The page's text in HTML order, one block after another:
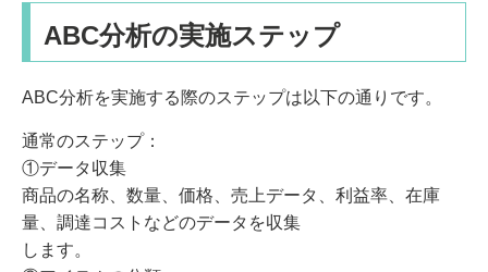
ABC分析の実施ステップ
ABC分析を実施する際のステップは以下の通りです。
通常のステップ：
①データ収集
商品の名称、数量、価格、売上データ、利益率、在庫
量、調達コストなどのデータを収集
します。